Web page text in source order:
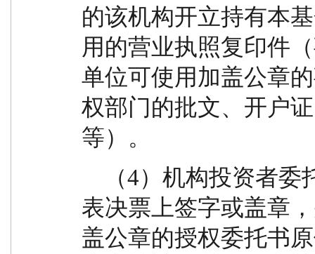
的该机构开立持有本
用的营业执照复印件
单位可使用加盖公章
权部门的批文、开户
等）。
表决票上签字或盖章
盖公章的授权委托书